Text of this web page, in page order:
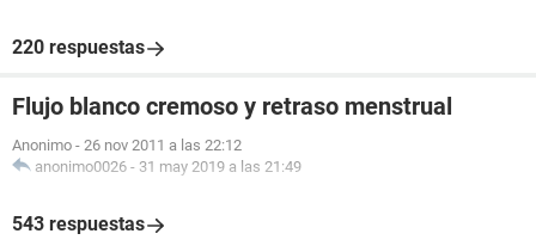
220 respuestas
Flujo blanco cremoso y retraso menstrual
Anonimo - 26 nov 2011 a las 22:12
anonimo0026 - 31 may 2019 a las 21:49
543 respuestas